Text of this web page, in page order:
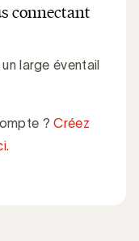
connectant
large éventail
?Créez